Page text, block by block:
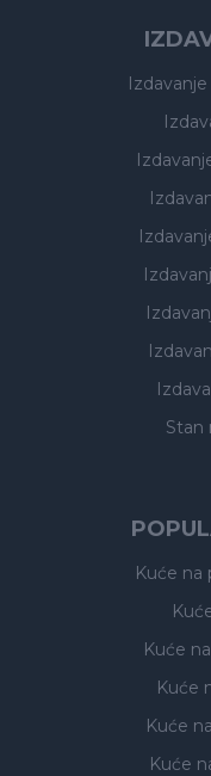
Stan
Kuće na
Kuće
Kuće
Kuće
Kuće